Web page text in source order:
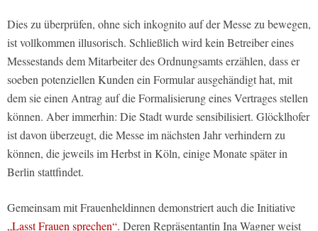
Dies zu überprüfen, ohne sich inkognito auf der Messe zu bewegen,
ist vollkommen illusorisch. Schließlich wird kein Betreiber eines
Messestands dem Mitarbeiter des Ordnungsamts erzählen, dass er
soeben potenziellen Kunden ein Formular ausgehändigt hat, mit
dem sie einen Antrag auf die Formalisierung eines Vertrages stellen
können. Aber immerhin: Die Stadt wurde sensibilisiert. Glöcklhofer
ist davon überzeugt, die Messe im nächsten Jahr verhindern zu
können, die jeweils im Herbst in Köln, einige Monate später in
Berlin stattfindet.
Gemeinsam mit Frauenheldinnen demonstriert auch die Initiative
„Lasst Frauen sprechen“. Deren Repräsentantin Ina Wagner weist